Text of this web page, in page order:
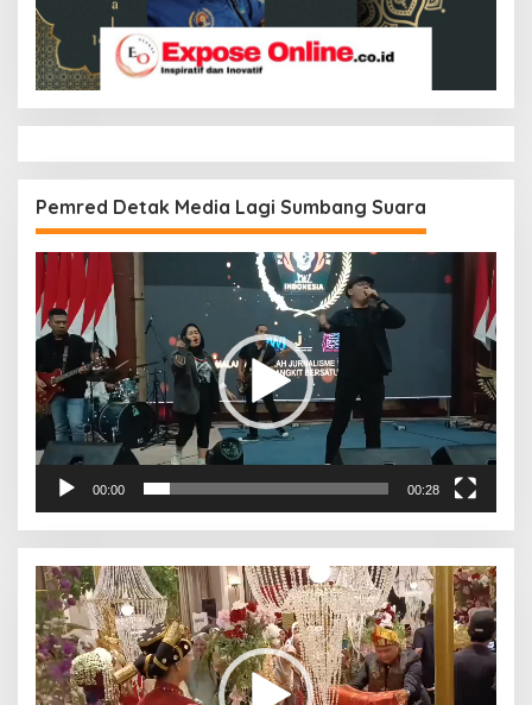
Pemred Detak Media Lagi Sumbang Suara
Pemutar
Video
00:00 00:28
Pemutar
Video